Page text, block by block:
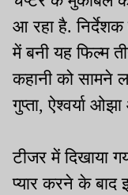
आ रहा है. निर्देशक
में बनी यह फिल्म
कहानी को सामने
गुप्ता, ऐश्वर्या
टीजर में दिखाया
प्यार करने के बाद